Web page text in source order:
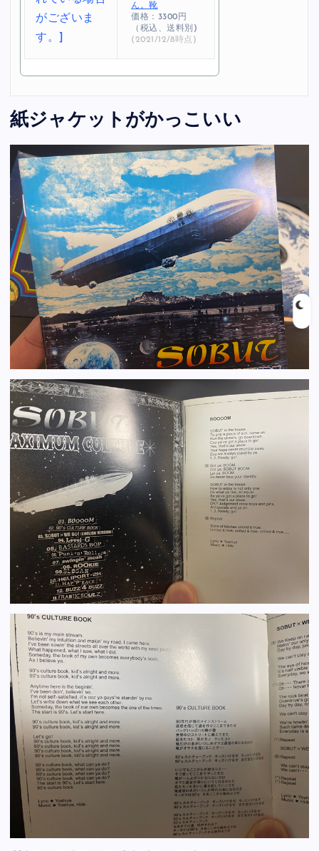
ん。靴
価格：3300円
（税込、送料別)
(2021/12/8時点)
紙ジャケットがかっこいい